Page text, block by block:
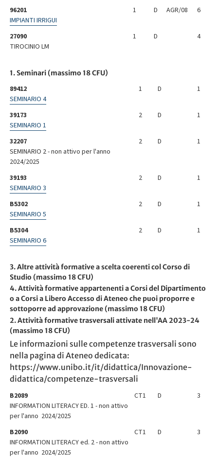
96201
IMPIANTI IRRIGUI
1 D AGR/08 6
27090
TIROCINIO LM
1 D 4
1. Seminari (massimo 18 CFU)
89412
SEMINARIO 4
1 D 1
39173
SEMINARIO 1
2 D 1
32207
SEMINARIO 2 - non attivo per l'anno
2024/2025
2 D 1
39193
SEMINARIO 3
2 D 1
B5302
SEMINARIO 5
2 D 1
B5304
SEMINARIO 6
2 D 1
3. Altre attività formative a scelta coerenti col Corso di
Studio (massimo 18 CFU)
4. Attività formative appartenenti a Corsi del Dipartimento
o a Corsi a Libero Accesso di Ateneo che puoi proporre e
sottoporre ad approvazione (massimo 18 CFU)
2. Attività formative trasversali attivate nell'AA 2023-24
(massimo 18 CFU)
Le informazioni sulle competenze trasversali sono
nella pagina di Ateneo dedicata:
https://www.unibo.it/it/didattica/Innovazione-
didattica/competenze-trasversali
B2089
INFORMATION LITERACY ED. 1 - non attivo
per l'anno 2024/2025
CT1 D 3
B2090
INFORMATION LITERACY ed. 2 - non attivo
per l'anno 2024/2025
CT1 D 3